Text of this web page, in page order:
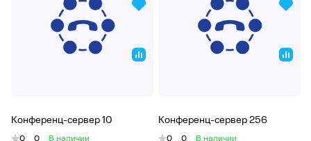
Конференц-сервер 10
0 0 В наличии
Конференц-сервер 256
0 0 В наличии